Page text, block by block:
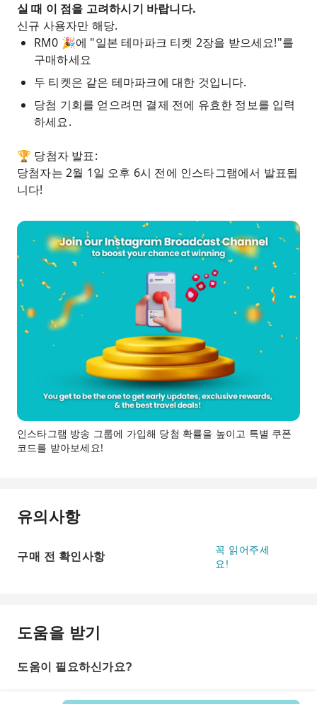
실 때 이 점을 고려하시기 바랍니다.
신규 사용자만 해당.
RM0 🎉에 "일본 테마파크 티켓 2장을 받으세요!"를
구매하세요
두 티켓은 같은 테마파크에 대한 것입니다.
당첨 기회를 얻으려면 결제 전에 유효한 정보를 입력
하세요.
🏆 당첨자 발표:
당첨자는 2월 1일 오후 6시 전에 인스타그램에서 발표됩
니다!
인스타그램 방송 그룹에 가입해 당첨 확률을 높이고 특별 쿠폰
코드를 받아보세요!
유의사항
구매 전 확인사항
꼭 읽어주세
요!
도움을 받기
도움이 필요하신가요?